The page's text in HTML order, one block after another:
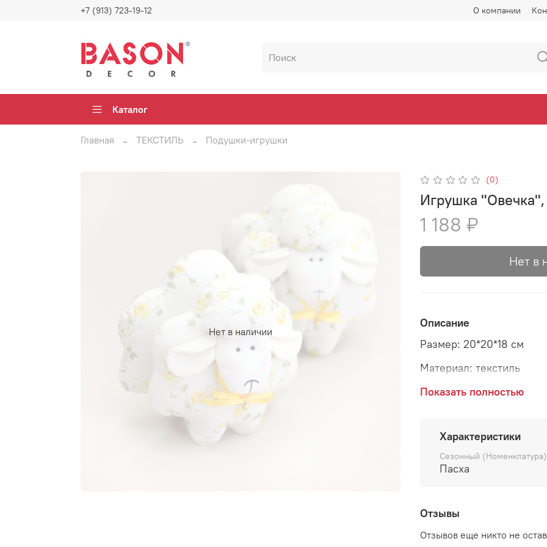
О компании
+7 (913) 723-19-12
Каталог
Главная ТЕКСТИЛЬ Подушки-игрушки
Нет в наличии
(0)
Игрушка
1 188 ₽
Нет в
Описание
Размер: 20*20*18 см
Материал: текстиль
Страна: Россия
Милая и нежная
волшебства. Выполнена
разных размеров.
Показать полностью
Характеристики
Сезонный (Номенклатура)
Пасха
Отзывы
Отзывов еще никто не